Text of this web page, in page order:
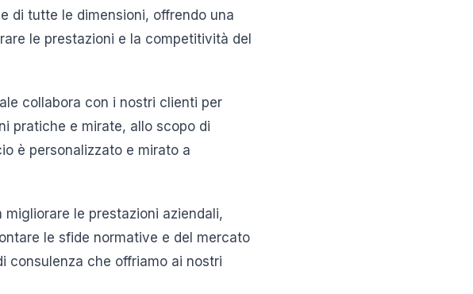
di tutte le dimensioni, offrendo una
le prestazioni e la competitività del
collabora con i nostri clienti per
pratiche e mirate, allo scopo di
è personalizzato e mirato a
le prestazioni aziendali,
le sfide normative e del mercato
consulenza che offriamo ai nostri